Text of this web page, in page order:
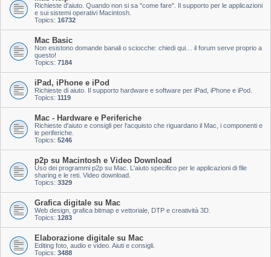
Richieste d'aiuto. Quando non si sa "come fare". Il supporto per le applicazioni
e sui sistemi operativi Macintosh.
Topics: 16732
Mac Basic
Non esistono domande banali o sciocche: chiedi qui… il forum serve proprio a
questo!
Topics: 7184
iPad, iPhone e iPod
Richieste di aiuto. Il supporto hardware e software per iPad, iPhone e iPod.
Topics: 1119
Mac - Hardware e Periferiche
Richieste d'aiuto e consigli per l'acquisto che riguardano il Mac, i componenti e
le periferiche.
Topics: 5246
p2p su Macintosh e Video Download
Uso dei programmi p2p su Mac. L'aiuto specifico per le applicazioni di file
sharing e le reti. Video download.
Topics: 3329
Grafica digitale su Mac
Web design, grafica bitmap e vettoriale, DTP e creatività 3D.
Topics: 1283
Elaborazione digitale su Mac
Editing foto, audio e video. Aiuti e consigli.
Topics: 3488